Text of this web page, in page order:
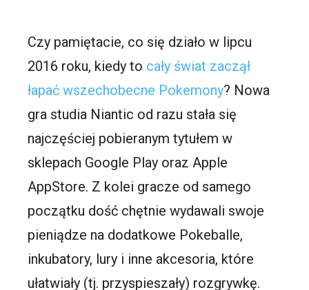
Czy pamiętacie, co się działo w lipcu
2016 roku, kiedy to cały świat zaczął
łapać wszechobecne Pokemony? Nowa
gra studia Niantic od razu stała się
najczęściej pobieranym tytułem w
sklepach Google Play oraz Apple
AppStore. Z kolei gracze od samego
początku dość chętnie wydawali swoje
pieniądze na dodatkowe Pokeballe,
inkubatory, lury i inne akcesoria, które
ułatwiały (tj. przyspieszały) rozgrywkę.